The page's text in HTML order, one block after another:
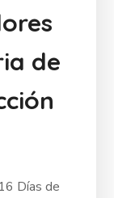
de
Días de